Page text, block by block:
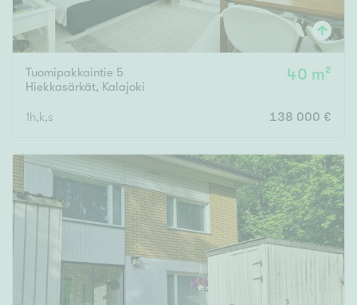
Tuomipakkaintie 5
Hiekkasärkät, Kalajoki
40 m²
1h,k,s 138 000 €